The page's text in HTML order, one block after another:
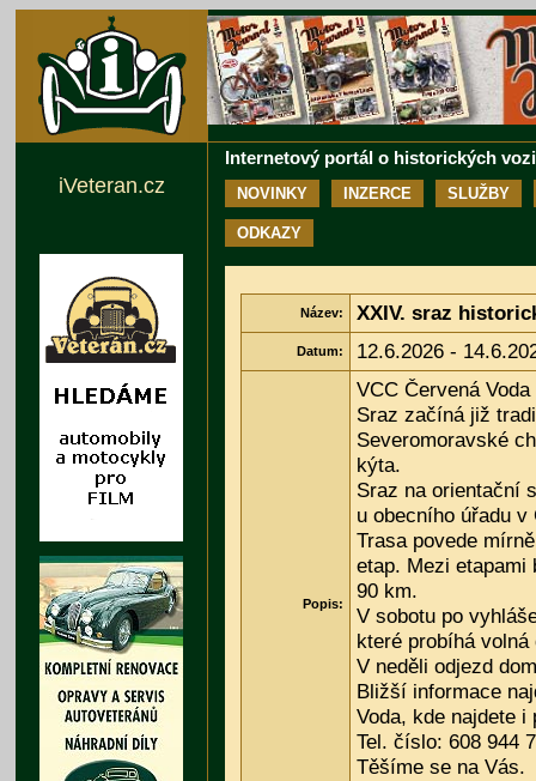
Internetový portál o historických
NOVINKY INZERCE SLUŽBY
ODKAZY
Název: XXIV. sraz
Datum: 12.6.2026 -
Popis:
VCC Červená
Sraz začíná již
Severomoravské
kýta.
Sraz na orientační
u obecního úřadu v
Trasa povede
etap. Mezi etapami
90 km.
V sobotu po
které probíhá volná
V neděli odjezd
Bližší informace
Voda, kde najdete
Tel. číslo: 608 944
Těšíme se na Vás.
iVeteran.cz